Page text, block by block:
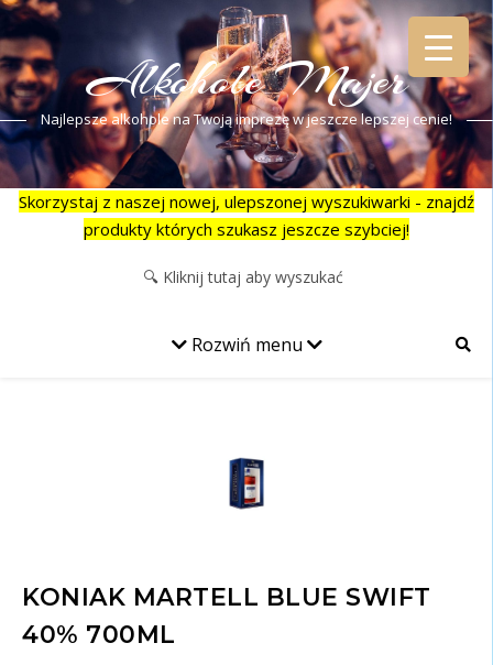
Alkohole Majer
Najlepsze alkohole na Twoją imprezę w jeszcze lepszej cenie!
Skorzystaj z naszej nowej, ulepszonej wyszukiwarki - znajdź
produkty których szukasz jeszcze szybciej!
Rozwiń menu
KONIAK MARTELL BLUE SWIFT
40% 700ML